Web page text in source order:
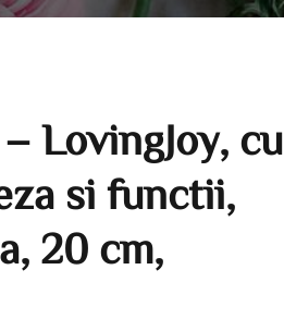
LovingJoy, cu
si functii,
20 cm,